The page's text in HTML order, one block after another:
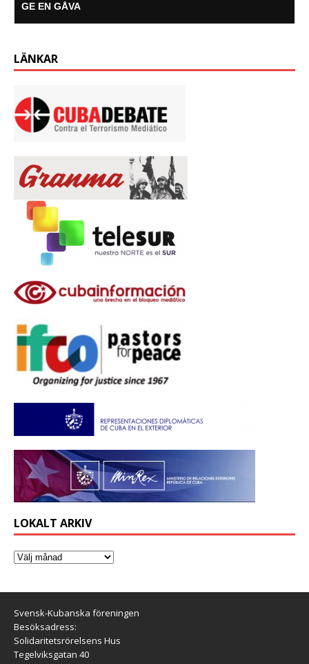
GE EN GÅVA
LÄNKAR
LOKALT ARKIV
Svensk-Kubanska föreningen
Besöksadress:
Solidaritetsrörelsens Hus
Tegelviksgatan 40